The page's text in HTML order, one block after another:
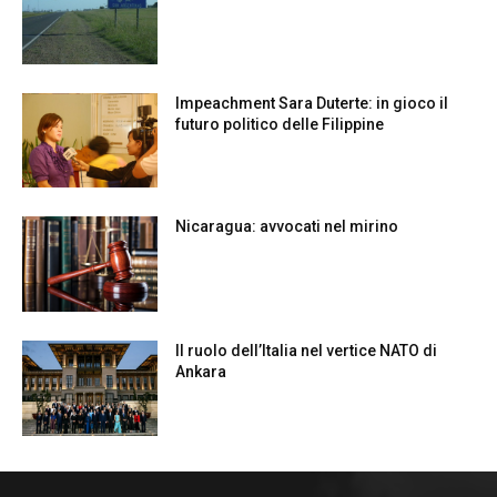
Impeachment Sara Duterte: in gioco il
futuro politico delle Filippine
Nicaragua: avvocati nel mirino
Il ruolo dell’Italia nel vertice NATO di
Ankara